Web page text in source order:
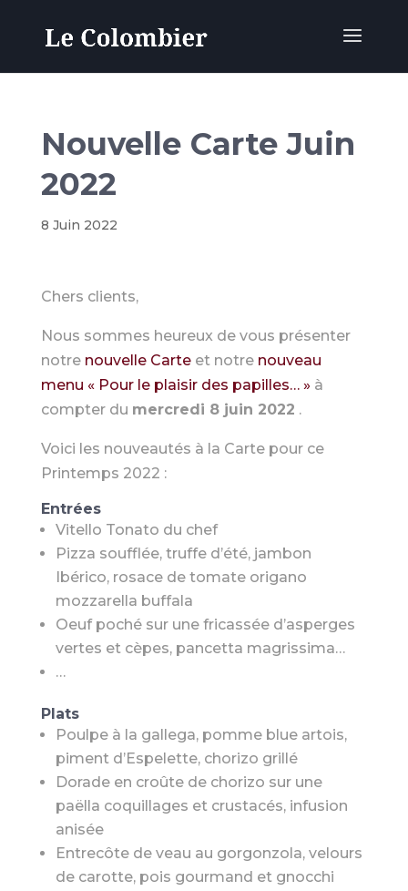
Nouvelle Carte Juin
2022
8 Juin 2022
Chers clients,
Nous sommes heureux de vous présenter
notre nouvelle Carteet notre nouveau
menu « Pour le plaisir des papilles… » à
compter du mercredi 8 juin 2022 .
Voici les nouveautés à la Carte pour ce
Printemps 2022 :
Entrées
Vitello Tonato du chef
Pizza soufflée, truffe d’été, jambon
Ibérico, rosace de tomate origano
mozzarella buffala
Oeuf poché sur une fricassée d’asperges
vertes et cèpes, pancetta magrissima…
…
Plats
Poulpe à la gallega, pomme blue artois,
piment d’Espelette, chorizo grillé
Dorade en croûte de chorizo sur une
paëlla coquillages et crustacés, infusion
anisée
Entrecôte de veau au gorgonzola, velours
de carotte, pois gourmand et gnocchi